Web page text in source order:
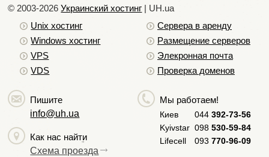
© 2003-2026Украинский хостинг | UH.ua
Unix хостинг
Windows хостинг
VPS
VDS
Сервера в аренду
Размещение серверов
Элекронная почта
Проверка доменов
Пишите
info@uh.ua
Как нас найти
Схема проезда
Мы работаем!
Киев 044 392-73-56
Kyivstar 098 530-59-84
Lifecell
093 770-96-09